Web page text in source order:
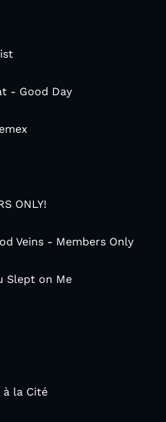
- Good Day
ONLY!
Veins - Members Only
Slept on Me
à la Cité